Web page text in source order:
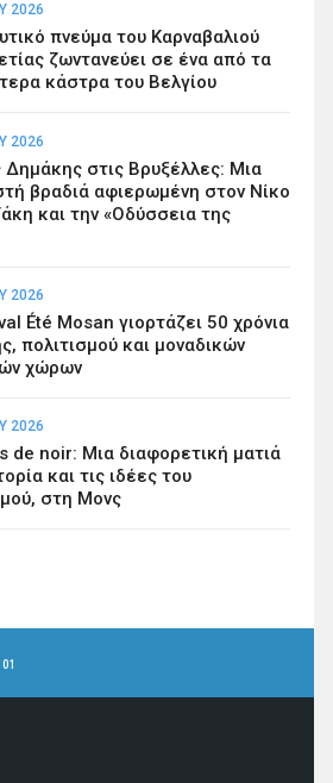
2026
πνεύμα του Καρναβαλιού
ζωντανεύει σε ένα από τα
κάστρα του Βελγίου
2026
Δημάκης στις Βρυξέλλες: Μια
βραδιά αφιερωμένη στον Νίκο
και την «Οδύσσεια της
2026
Été Mosan γιορτάζει 50 χρόνια
πολιτισμού και μοναδικών
χώρων
2026
de noir: Μια διαφορετική ματιά
και τις ιδέες του
στη Μονς
01